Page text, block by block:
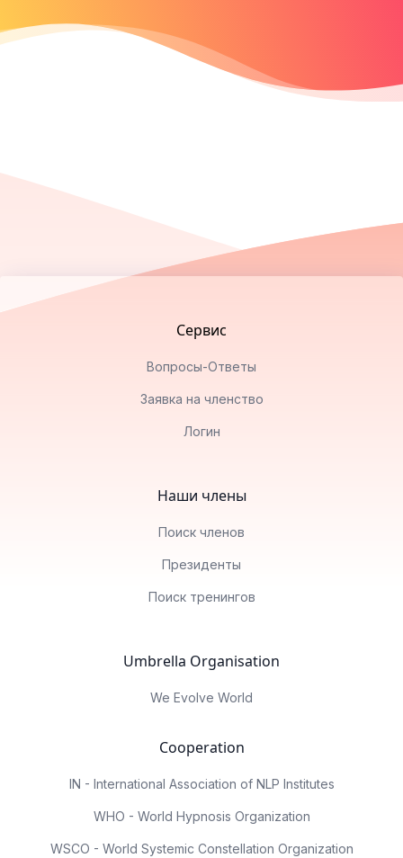
Сервис
Вопросы-Ответы
Заявка на членство
Логин
Наши члены
Поиск членов
Президенты
Поиск тренингов
Umbrella Organisation
We Evolve World
Cooperation
IN - International Association of NLP Institutes
WHO - World Hypnosis Organization
WSCO - World Systemic Constellation Organization